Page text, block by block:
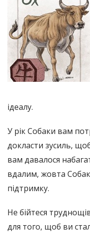
ідеалу.
У рік Собаки вам
докласти зусиль,
вам давалося
вдалим, жовта
підтримку.
Не бійтеся
для того, щоб ви